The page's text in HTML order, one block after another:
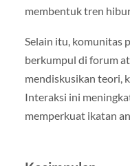
membentuk tren
Selain itu, komunitas
berkumpul di forum
mendiskusikan teori,
Interaksi ini
memperkuat ikatan